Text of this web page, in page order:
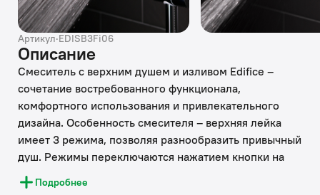
Артикул·EDISB3Fi06
Описание
Смеситель с верхним душем и изливом Edifice –
сочетание востребованного функционала,
комфортного использования и привлекательного
дизайна. Особенность смесителя – верхняя лейка
имеет 3 режима, позволяя разнообразить привычный
душ. Режимы переключаются нажатием кнопки на
стойке.
Подробнее